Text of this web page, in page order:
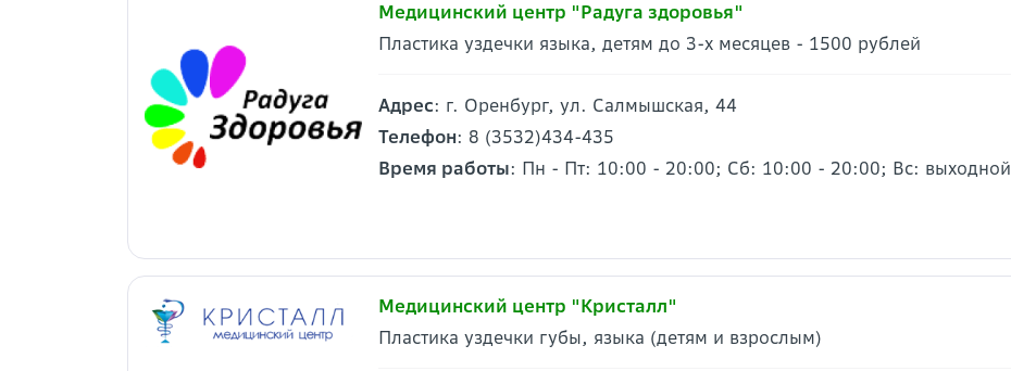
Медицинский центр "Радуга здоровья"
Пластика уздечки языка, детям до 3-х месяцев - 1500 рублей
Адрес: г. Оренбург, ул. Салмышская, 44
Телефон: 8 (3532)434-435
Время работы: Пн - Пт: 10:00 - 20:00; Сб: 10:00 - 20:00; Вс: выходной
Медицинский центр "Кристалл"
Пластика уздечки губы, языка (детям и взрослым)